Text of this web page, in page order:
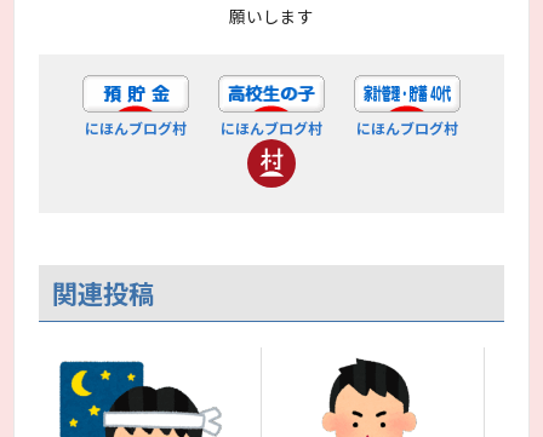
願いします
にほんブログ村 にほんブログ村 にほんブログ村
関連投稿